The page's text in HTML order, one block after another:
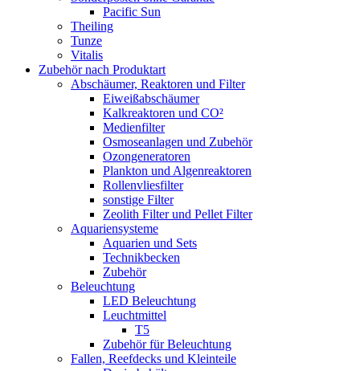
Pacific Sun
Theiling
Tunze
Vitalis
Zubehör nach Produktart
Abschäumer, Reaktoren und Filter
Eiweißabschäumer
Kalkreaktoren und CO²
Medienfilter
Osmoseanlagen und Zubehör
Ozongeneratoren
Plankton und Algenreaktoren
Rollenvliesfilter
sonstige Filter
Zeolith Filter und Pellet Filter
Aquariensysteme
Aquarien und Sets
Technikbecken
Zubehör
Beleuchtung
LED Beleuchtung
Leuchtmittel
T5
Zubehör für Beleuchtung
Fallen, Reefdecks und Kleinteile